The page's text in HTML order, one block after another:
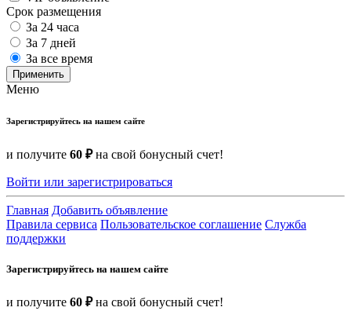
Срок размещения
За 24 часа
За 7 дней
За все время
Применить
Меню
Зарегистрируйтесь на нашем сайте
и получите 60 ₽на свой бонусный счет!
Войти или зарегистрироваться
Главная Добавить объявление
Правила сервиса Пользовательское соглашение Служба
поддержки
Зарегистрируйтесь на нашем сайте
и получите 60 ₽на свой бонусный счет!